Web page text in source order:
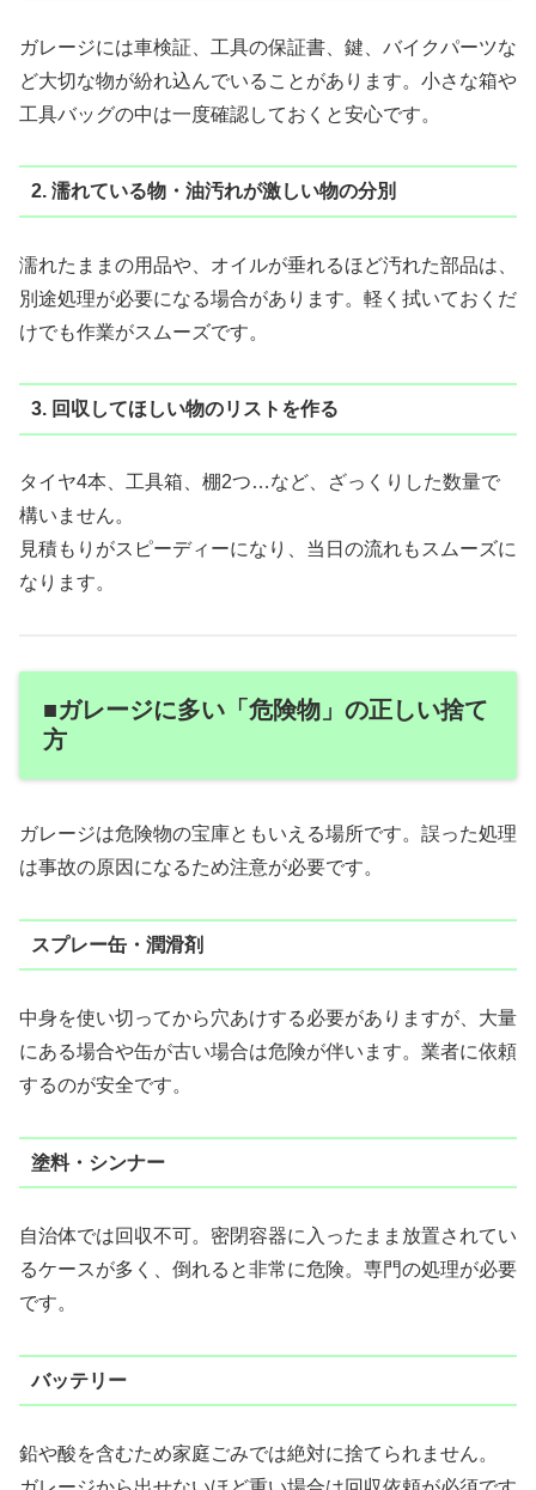
ガレージには車検証、工具の保証書、鍵、バイクパーツな
ど大切な物が紛れ込んでいることがあります。小さな箱や
工具バッグの中は一度確認しておくと安心です。
2. 濡れている物・油汚れが激しい物の分別
濡れたままの用品や、オイルが垂れるほど汚れた部品は、
別途処理が必要になる場合があります。軽く拭いておくだ
けでも作業がスムーズです。
3. 回収してほしい物のリストを作る
タイヤ4本、工具箱、棚2つ…など、ざっくりした数量で
構いません。
見積もりがスピーディーになり、当日の流れもスムーズに
なります。
■ガレージに多い「危険物」の正しい捨て
方
ガレージは危険物の宝庫ともいえる場所です。誤った処理
は事故の原因になるため注意が必要です。
スプレー缶・潤滑剤
中身を使い切ってから穴あけする必要がありますが、大量
にある場合や缶が古い場合は危険が伴います。業者に依頼
するのが安全です。
塗料・シンナー
自治体では回収不可。密閉容器に入ったまま放置されてい
るケースが多く、倒れると非常に危険。専門の処理が必要
です。
バッテリー
鉛や酸を含むため家庭ごみでは絶対に捨てられません。